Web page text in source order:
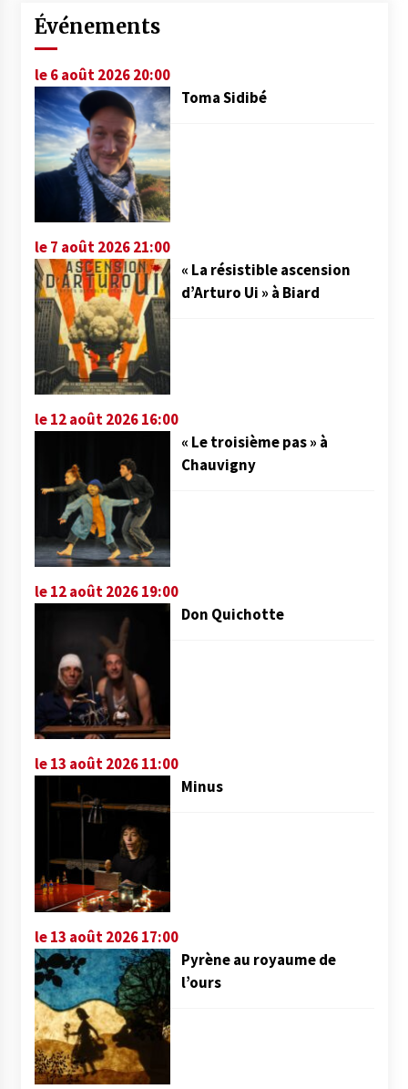
Événements
le 6 août 2026 20:00
Toma Sidibé
le 7 août 2026 21:00
« La résistible ascension
d’Arturo Ui » à Biard
le 12 août 2026 16:00
« Le troisième pas » à
Chauvigny
le 12 août 2026 19:00
Don Quichotte
le 13 août 2026 11:00
Minus
le 13 août 2026 17:00
Pyrène au royaume de
l’ours